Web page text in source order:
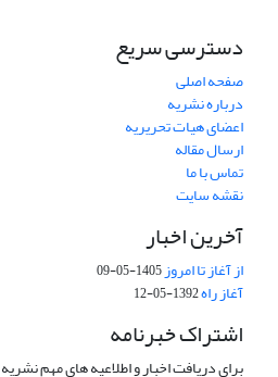
دسترسی سریع
صفحه اصلی
درباره نشریه
اعضای هیات تحریریه
ارسال مقاله
تماس با ما
نقشه سایت
آخرین اخبار
از آغاز تا امروز1405-05-09
آغاز راه1392-05-12
اشتراک خبرنامه
برای دریافت اخبار و اطلاعیه های مهم